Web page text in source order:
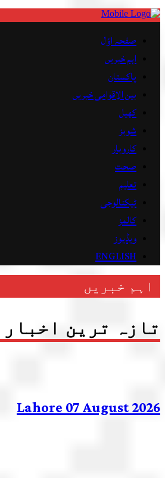
صفحہ اوّل
اہم خبریں
پاکستان
بین الاقوامی خبریں
کھیل
شوبز
کاروبار
صحت
تعلیم
ٹیکنالوجی
کالمز
ویڈیوز
ENGLISH
اہم خبریں
تازہ ترین اخبار
Lahore 07 August 2026